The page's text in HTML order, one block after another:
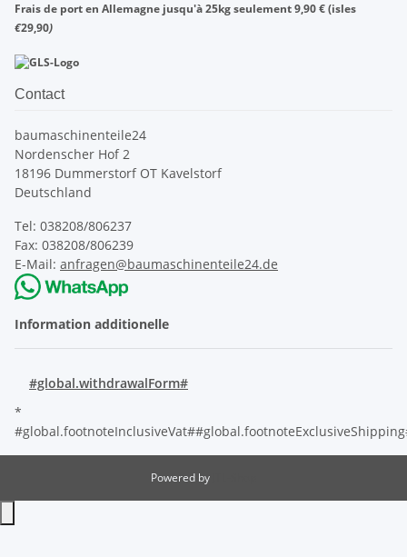
Frais de port en Allemagne jusqu'à 25kg seulement 9,90 € (isles
€29,90)
Contact
baumaschinenteile24
Nordenscher Hof 2
18196 Dummerstorf OT Kavelstorf
Deutschland
Tel: 038208/806237
Fax: 038208/806239
E-Mail: anfragen@baumaschinenteile24.de
Information additionelle
#global.withdrawalForm#
*
Powered by